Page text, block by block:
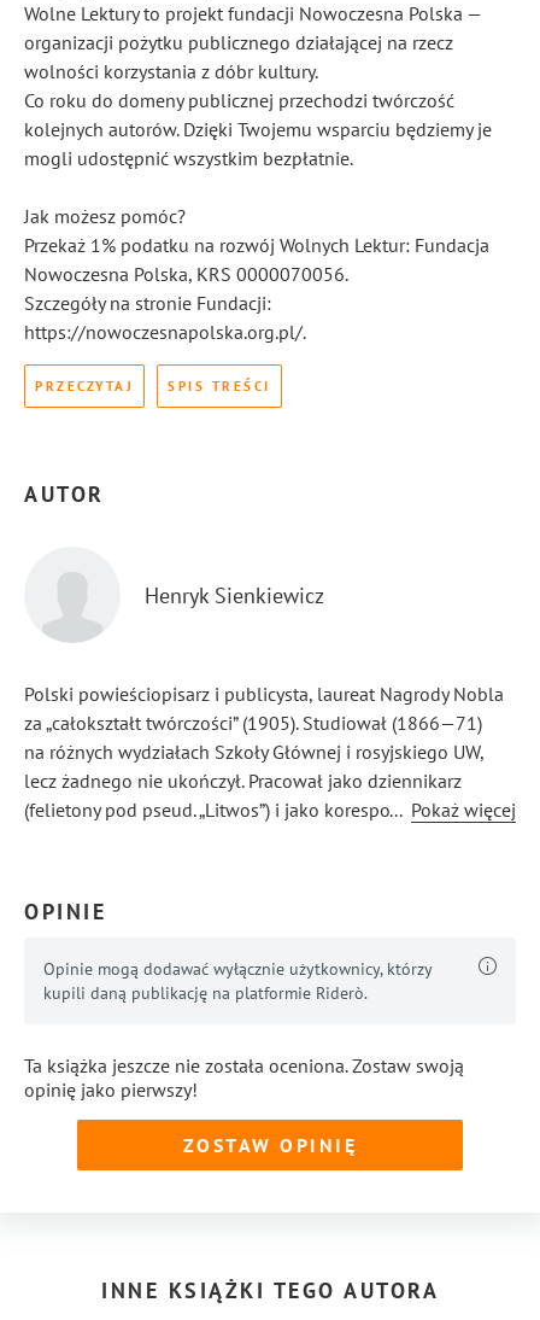
Wolne Lektury to projekt fundacji Nowoczesna Polska —
organizacji pożytku publicznego działającej na rzecz
wolności korzystania z dóbr kultury.
Co roku do domeny publicznej przechodzi twórczość
kolejnych autorów. Dzięki Twojemu wsparciu będziemy je
mogli udostępnić wszystkim bezpłatnie.
Jak możesz pomóc?
Przekaż 1% podatku na rozwój Wolnych Lektur: Fundacja
Nowoczesna Polska, KRS 0000070056.
Szczegóły na stronie Fundacji:
https://nowoczesnapolska.org.pl/.
PRZECZYTAJ SPIS TREŚCI
AUTOR
Henryk Sienkiewicz
Polski powieściopisarz i publicysta, laureat Nagrody Nobla
za „całokształt twórczości” (1905). Studiował (1866—71)
na różnych wydziałach Szkoły Głównej i rosyjskiego UW,
lecz żadnego nie ukończył. Pracował jako dziennikarz
(felietony pod pseud. „Litwos”) i jako korespondent
nowelami Humoreski z teki Worszyłły. Sławę przyniosły mu
Działacz społeczny: ufundował (1889) stypendium,
przeciwgruźlicze dla dzieci w Bystrem; wyjechawszy
do Szwajcarii w 1914 r. organizował pomoc ofiarom wojny
w Polsce.
... Pokaż więcej
OPINIE
Opinie mogą dodawać wyłącznie użytkownicy, którzy
kupili daną publikację na platformie Riderò.
Ta książka jeszcze nie została oceniona. Zostaw swoją
opinię jako pierwszy!
ZOSTAW OPINIĘ
INNE KSIĄŻKI TEGO AUTORA